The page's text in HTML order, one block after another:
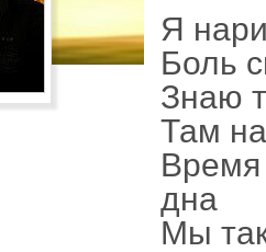
Я
Боль
Знаю
Там
дна
Мы